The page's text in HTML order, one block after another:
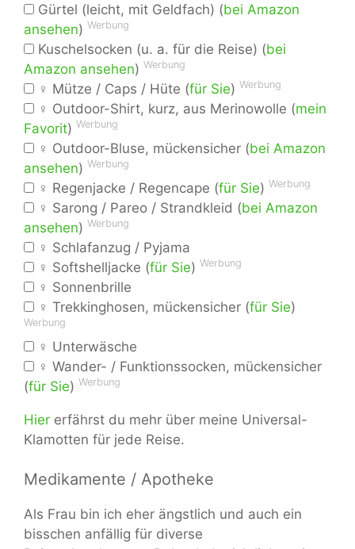
Gürtel (leicht, mit Geldfach) (bei Amazon
ansehen) Werbung
Kuschelsocken (u. a. für die Reise) (bei
Amazon ansehen) Werbung
♀ Mütze / Caps / Hüte (für Sie) Werbung
♀ Outdoor-Shirt, kurz, aus Merinowolle (mein
Favorit) Werbung
♀ Outdoor-Bluse, mückensicher (bei Amazon
ansehen) Werbung
♀ Regenjacke / Regencape (für Sie) Werbung
♀ Sarong / Pareo / Strandkleid (bei Amazon
ansehen) Werbung
♀ Schlafanzug / Pyjama
♀ Softshelljacke (für Sie) Werbung
♀ Sonnenbrille
♀ Trekkinghosen, mückensicher (für Sie)
Werbung
♀ Unterwäsche
♀ Wander- / Funktionssocken, mückensicher
(für Sie) Werbung
Hier erfährst du mehr über meine Universal-
Klamotten für jede Reise.
Medikamente / Apotheke
Als Frau bin ich eher ängstlich und auch ein
bisschen anfällig für diverse